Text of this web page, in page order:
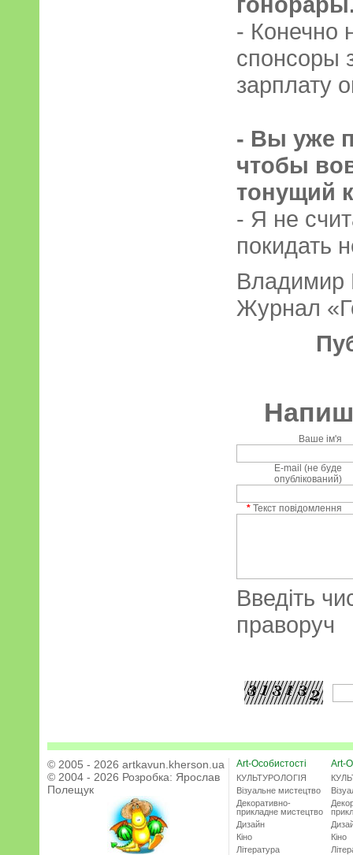
- Конечно
спонсоры
зарплату
- Вы уже
чтобы
тонущий
- Я не
покидать
Владимир
Журнал
Ваше ім'я
E-mail (не буде
опублікований)
* Текст повідомлення
Введіть
праворуч
© 2005 - 2026 artkavun.kherson.ua
© 2004 - 2026 Розробка: Ярослав
Полещук
Art-Особистості
КУЛЬТУРОЛОГІЯ
Візуальне мистецтво
Декоративно-
прикладне мистецтво
Дизайн
Кіно
Література
Art-
Кіно